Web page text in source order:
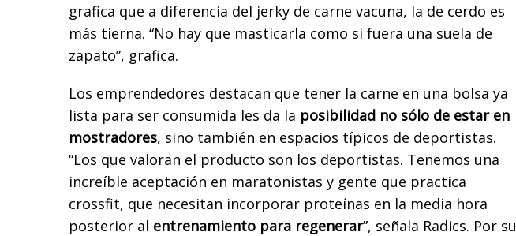
grafica que a diferencia del jerky de carne vacuna, la de cerdo es
más tierna. “No hay que masticarla como si fuera una suela de
zapato”, grafica.
Los emprendedores destacan que tener la carne en una bolsa ya
lista para ser consumida les da la posibilidad no sólo de estar en
mostradores, sino también en espacios típicos de deportistas.
“Los que valoran el producto son los deportistas. Tenemos una
increíble aceptación en maratonistas y gente que practica
crossfit, que necesitan incorporar proteínas en la media hora
posterior al entrenamiento para regenerar”, señala Radics. Por su